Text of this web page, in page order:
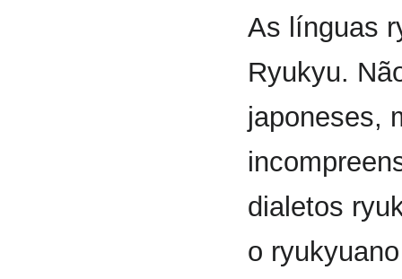
As línguas
Ryukyu.
japoneses,
dialetos
o